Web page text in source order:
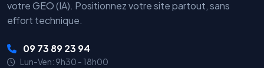
votre GEO (IA). Positionnez votre site partout, sans
effort technique.
09 73 89 23 94
Lun-Ven: 9h30 - 18h00